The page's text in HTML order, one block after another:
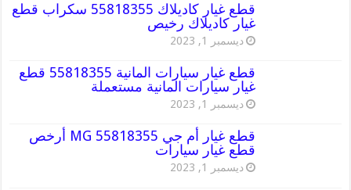
قطع غيار كاديلاك 55818355 سكراب قطع
غيار كاديلاك رخيص
ديسمبر 1, 2023
قطع غيار سيارات المانية 55818355 قطع
غيار سيارات المانية مستعملة
ديسمبر 1, 2023
قطع غيار أم جي MG 55818355 أرخص
قطع غيار سيارات
ديسمبر 1, 2023